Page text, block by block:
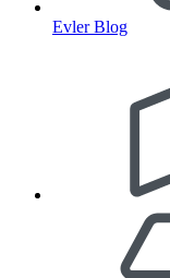
Evler Blog